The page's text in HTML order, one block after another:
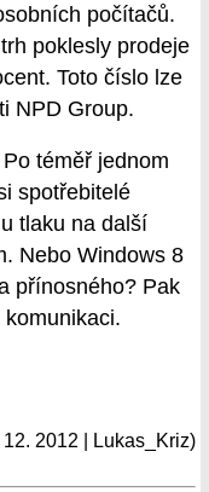
počítačů.
poklesly prodeje
Toto číslo lze
NPD Group.
téměř jednom
spotřebitelé
tlaku na další
Nebo Windows 8
přínosného? Pak
12. 2012 | Lukas_Kriz)